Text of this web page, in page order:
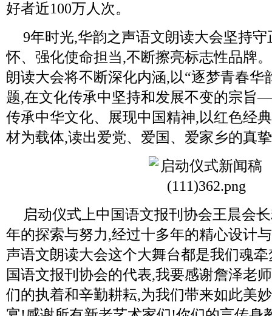
好者近100万人次。
9年时光,华韵之声语文朗读大会坚持
怀、强化使命担当,不断擦亮标志性品牌
朗读大会将不断深化内涵,以“逐梦青春华
题,在文化传承中坚持和发展不变的宗旨
传承中华文化、展现中国精神,以红色经
材为载体,读出爱党、爱国、爱家乡的真
启动仪式上中国语文报刊协会王晨会
年的探索与努力,经过十多年的精心设计
声语文朗读大会这个大舞台都是我们魂
国语文报刊协会的代表,我要感谢詹泽老
们的执着和辛勤耕耘,为我们带来如此美